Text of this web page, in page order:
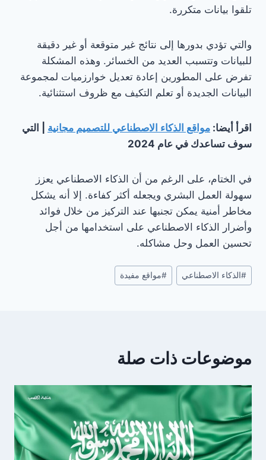
تلقوا بيانات متكررة.
والتي تؤدي بدورها إلى نتائج غير متوقعة أو غير دقيقة
للبيانات وتتسبب العديد من الخسائر. وهذه المشكلة
تفرض على المطورين إعادة تعديل خوارزميات لمجموعة
البيانات الجديدة أو تعلم التكيف مع ظروف استثنائية.
اقرأ أيضا: مواقع الذكاء الاصطناعي للتصميم مجانية | التي
سوف تساعدك في عام 2024
في الختام، على الرغم من أن الذكاء الاصطناعي يعزز
سهولة العمل البشري ويجعله أكثر كفاءة. إلا أنه يشكل
مخاطر أمنية يمكن تجنبها عند التركيز من خلال فوائد
وأضرار الذكاء الاصطناعي على استخدامها من أجل
تحسين العمل وحل مشاكله.
وسوم
المقال:
#الذكاء الاصطناعي #مواقع مفيدة
موضوعات ذات صلة